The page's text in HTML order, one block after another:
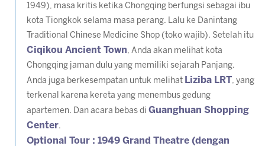
1949), masa kritis ketika Chongqing berfungsi sebagai ibu
kota Tiongkok selama masa perang. Lalu ke Danintang
Traditional Chinese Medicine Shop (toko wajib). Setelah itu
Ciqikou Ancient Town, Anda akan melihat kota
Chongqing jaman dulu yang memiliki sejarah Panjang.
Anda juga berkesempatan untuk melihat Liziba LRT, yang
terkenal karena kereta yang menembus gedung
apartemen. Dan acara bebas di Guanghuan Shopping
Center.
Optional Tour : 1949 Grand Theatre (dengan